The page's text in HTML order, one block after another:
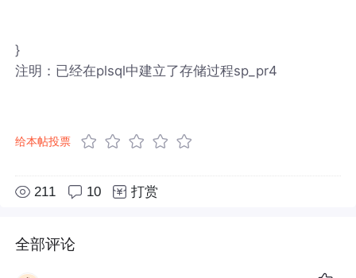
}
注明：已经在plsql中建立了存储过程sp_pr4
给本帖投票
211 10 打赏
全部评论